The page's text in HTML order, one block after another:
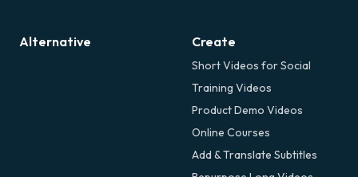
Alternative Create
Short Videos for Social
Training Videos
Product Demo Videos
Online Courses
Add & Translate Subtitles